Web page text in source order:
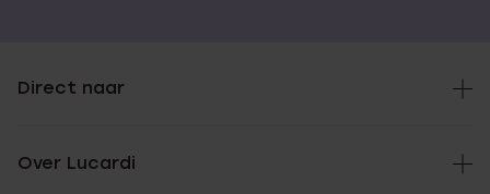
Direct naar
Over Lucardi